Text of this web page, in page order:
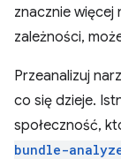
znacznie więcej
zależności,
Przeanalizuj
co się dzieje.
społeczność,
bundle-